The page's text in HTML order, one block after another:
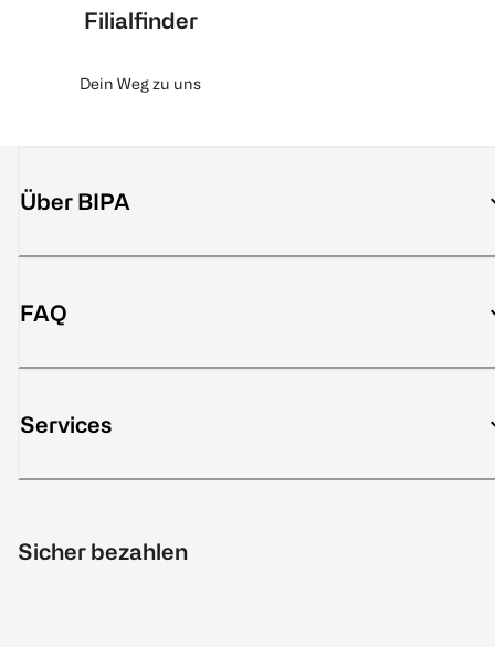
Filialfinder
Dein Weg zu uns
Über BIPA
FAQ
Services
Sicher bezahlen